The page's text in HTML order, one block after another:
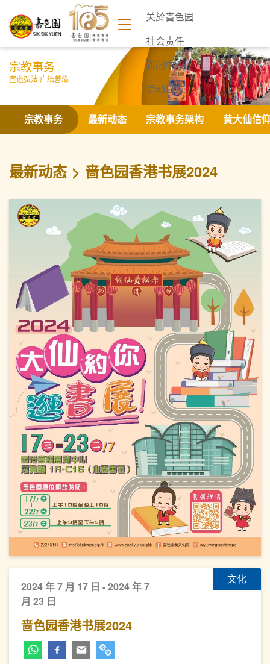
关於啬色园
社会责任
新闻中心
活动日志
联络我们
宗教事务
宣道弘法 广结善缘
宗教事务 最新动态 宗教事务架构 黄大仙信
最新动态 啬色园香港书展2024
文化
2024 年 7 月 17 日 - 2024 年 7
月 23 日
啬色园香港书展2024